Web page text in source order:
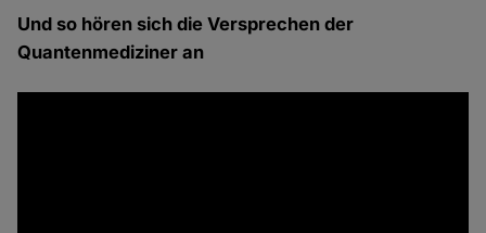
Und so hören sich die Versprechen der
Quantenmediziner an